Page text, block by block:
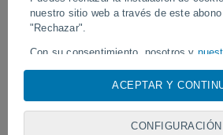
nuestro sitio web a través de este
"Rechazar".
Con su consentimiento, nosotros y
cookies, identificadores únicos o
almacenar, acceder y procesar datos
identificadores de cookies. Es posible
proveedores traten tus datos personales
ACEPTAR Y
CONFIGURACIÓN
Tornados y lluvias torrenciales en
Síguenos